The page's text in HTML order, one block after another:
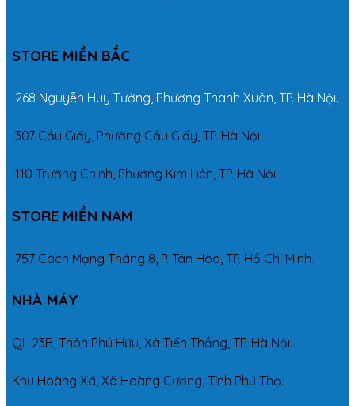
STORE MIỀN BẮC
268 Nguyễn Huy Tưởng, Phường Thanh Xuân, TP. Hà Nội.
307 Cầu Giấy, Phường Cầu Giấy, TP. Hà Nội.
110 Trường Chinh, Phường Kim Liên, TP. Hà Nội.
STORE MIỀN NAM
757 Cách Mạng Tháng 8, P. Tân Hòa, TP. Hồ Chí Minh.
NHÀ MÁY
QL 23B, Thôn Phú Hữu, Xã Tiến Thắng, TP. Hà Nội.
Khu Hoàng Xá, Xã Hoàng Cương, Tỉnh Phú Thọ.